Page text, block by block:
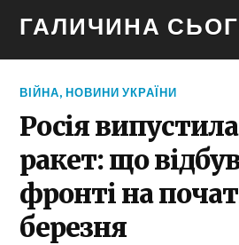
ГАЛИЧИНА
ВІЙНА,НОВИНИ УКРАЇНИ
Росія
ракет: що
фронті на
березня